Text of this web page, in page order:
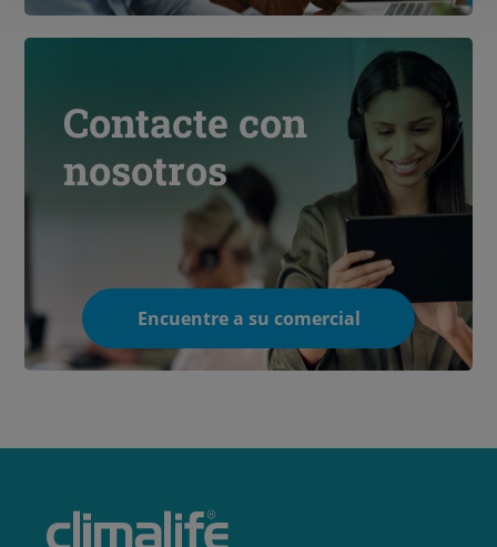
Contacte con
nosotros
Encuentre a su comercial